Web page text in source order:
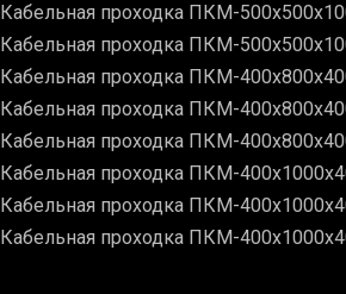
Кабельная проходка ПКМ-
Кабельная проходка ПКМ-
Кабельная проходка ПКМ-
Кабельная проходка ПКМ-
Кабельная проходка ПКМ-
Кабельная проходка ПКМ-
Кабельная проходка ПКМ-
Кабельная проходка ПКМ-